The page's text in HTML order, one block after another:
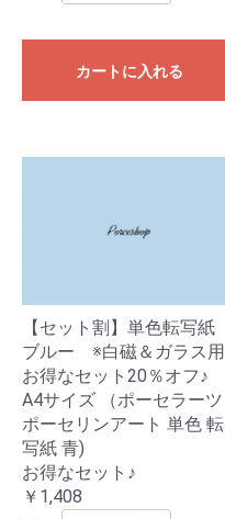
カートに入れる
【セット割】単色転写紙
ブルー ※白磁＆ガラス用
お得なセット20％オフ♪
A4サイズ （ポーセラーツ
ポーセリンアート 単色 転
写紙 青)
お得なセット♪
￥1,408